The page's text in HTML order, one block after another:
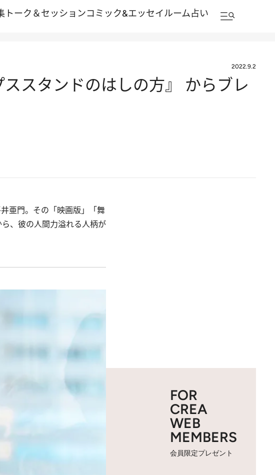
トーク＆セッションコミック&エッセイルーム占い
2022.9.2
スタンドのはしの方』 からブレ
亜門。その「映画版」「舞
、彼の人間力溢れる人柄が
FOR
CREA
WEB
MEMBERS
会員限定プレゼント